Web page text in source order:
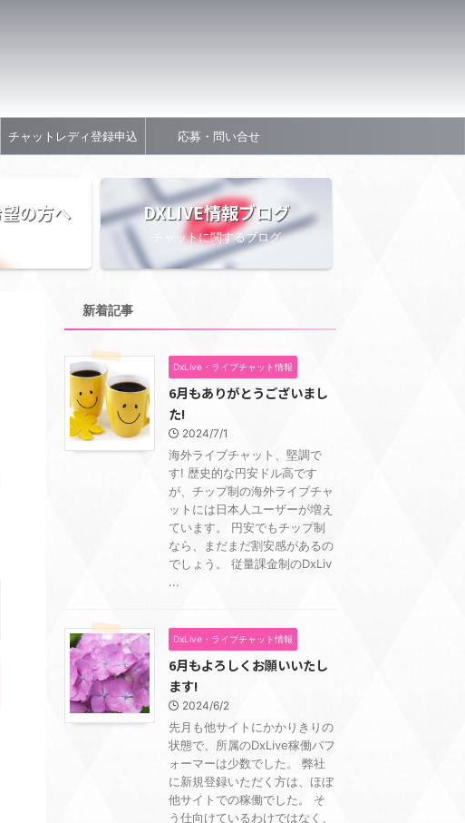
チャットレディ登録申込 応募・問い合せ
の方へ
い情報
DXLIVE情報ブログ
チャットに関するブログ
新着記事
DxLive・ライブチャット情報
6月もありがとうございまし
た!
2024/7/1
海外ライブチャット、堅調で
す! 歴史的な円安ドル高です
が、チップ制の海外ライブチャ
ットには日本人ユーザーが増え
ています。 円安でもチップ制
なら、まだまだ割安感があるの
でしょう。 従量課金制のDxLiv
...
DxLive・ライブチャット情報
6月もよろしくお願いいたし
ます!
2024/6/2
先月も他サイトにかかりきりの
状態で、所属のDxLive稼働パフ
ォーマーは少数でした。 弊社
に新規登録いただく方は、ほぼ
他サイトでの稼働でした。 そ
う仕向けているわけではなく、